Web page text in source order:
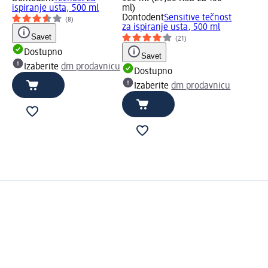
ispiranje usta, 500 ml
(8)
Savet
Dostupno
Izaberite dm prodavnicu
ml)
DontodentSensitive tečnost
za ispiranje usta, 500 ml
(21)
Savet
Dostupno
Izaberitedm prodavnicu